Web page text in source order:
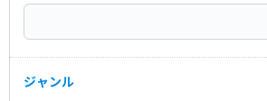
ジャンル